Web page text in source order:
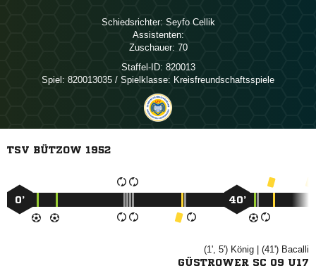
Schiedsrichter:  
Assistenten:
Zuschauer: 70
Staffel-ID: 820013
Spiel: 820013035 / Spielklasse: Kreisfreundschaftsspiele
TSV BÜTZOW 1952
0’ 40’
(1', 5')  | (41') 
GÜSTROWER SC 09 U17